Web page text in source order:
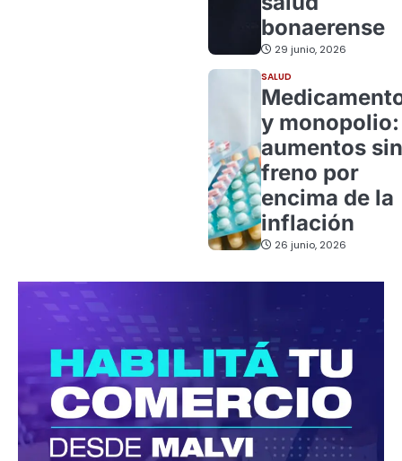
bonaerense
29 junio, 2026
SALUD
y monopolio:
aumentos sin
freno por
encima de la
inflación
26 junio, 2026